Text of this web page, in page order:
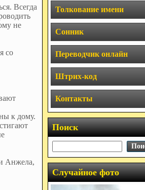
Всегда
не
со
к дому.
Анжела,
Толкование имени
Сонник
Переводчик онлайн
Штрих-код
Контакты
Поиск
Случайное фото